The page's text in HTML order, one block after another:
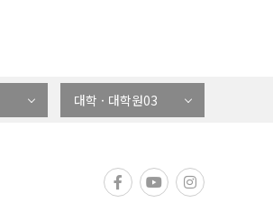
대학 · 대학원03